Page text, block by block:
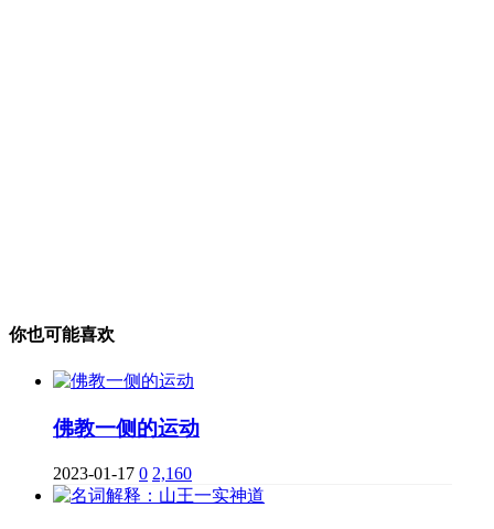
你也可能喜欢
佛教一侧的运动
2023-01-17 0 2,160